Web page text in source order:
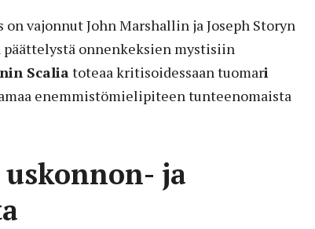
vajonnut John Marshallin ja Joseph Storyn
onnenkeksien mystisiin
Scaliatoteaa kritisoidessaan tuomari
enemmistömielipiteen tunteenomaista
ja